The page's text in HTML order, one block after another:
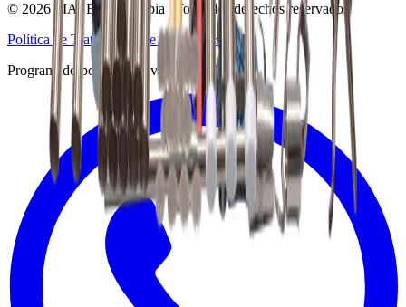
© 2026MASER Colombia | Todos los derechos reservados
Política de Tratamiento de Datos Personales
Programado por Juan David Rivera Marin